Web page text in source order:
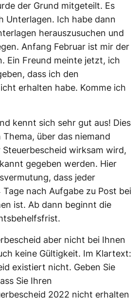
der Grund mitgeteilt. Es
Unterlagen. Ich habe dann
herauszusuchen und
Anfang Februar ist mir der
Ein Freund meinte jetzt, ich
dass ich den
erhalten habe. Komme ich
kennt sich sehr gut aus! Dies
über das niemand
wirksam wird,
gegeben werden. Hier
dass jeder
nach Aufgabe zu Post bei
ist. Ab dann beginnt die
aber nicht bei Ihnen
keine Gültigkeit. Im Klartext:
existiert nicht. Geben Sie
Sie Ihren
2022 nicht erhalten